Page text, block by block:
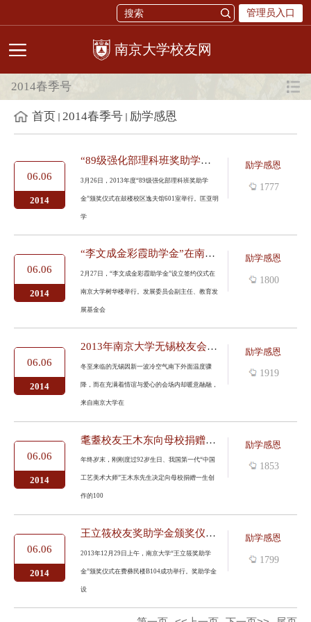
管理员入口
校友网
2014春季号
首页 2014春季号 励学感恩
06.06
2014
励学感恩
1777
“89级强化部理科班奖助学金”颁奖
3月26日，2013年度“89级强化部理科班奖助学
金”颁奖仪式在鼓楼校区逸夫馆601室举行。匡亚明
学
06.06
2014
励学感恩
1800
“李文成金彩霞助学金”在南京大学设立
2月27日，“李文成金彩霞助学金”设立签约仪式在
南京大学树华楼举行。发展委员会副主任、教育发
展基金会
06.06
2014
励学感恩
1919
2013年南京大学无锡校友会奖助学金颁奖仪式在锡举行
冬至来临的无锡因新一波冷空气南下外面温度骤
降，而在充满着情谊与爱心的会场内却暖意融融，
来自南京大学在
06.06
2014
励学感恩
1853
耄耋校友王木东向母校捐赠100幅精美作品
年终岁末，刚刚度过92岁生日、我国第一代“中国
工艺美术大师”王木东先生决定向母校捐赠一生创
作的100
06.06
2014
励学感恩
1799
王立筱校友奖助学金颁奖仪式举行
2013年12月29日上午，南京大学“王立筱奖助学
金”颁奖仪式在费彝民楼B104成功举行。奖助学金
设